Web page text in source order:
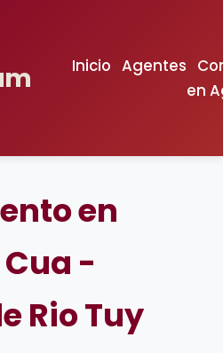
Inicio Agentes
en
en
-
Rio Tuy